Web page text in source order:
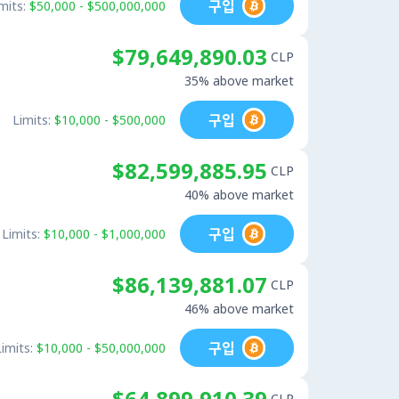
$50,000 - $500,000,000 구입
$79,649,890.03 CLP
35% above market
Limits: $10,000 - $500,000 구입
$82,599,885.95 CLP
40% above market
Limits: $10,000 - $1,000,000 구입
$86,139,881.07 CLP
46% above market
$10,000 - $50,000,000 구입